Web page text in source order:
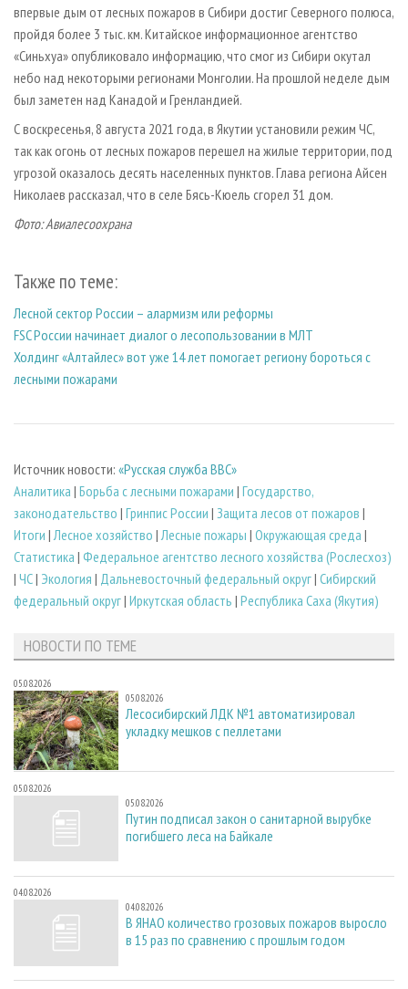
впервые дым от лесных пожаров в Сибири достиг Северного полюса,
пройдя более 3 тыс. км. Китайское информационное агентство
«Синьхуа» опубликовало информацию, что смог из Сибири окутал
небо над некоторыми регионами Монголии. На прошлой неделе дым
был заметен над Канадой и Гренландией.
С воскресенья, 8 августа 2021 года, в Якутии установили режим ЧС,
так как огонь от лесных пожаров перешел на жилые территории, под
угрозой оказалось десять населенных пунктов. Глава региона Айсен
Николаев рассказал, что в селе Бясь-Кюель сгорел 31 дом.
Фото: Авиалесоохрана
Также по теме:
Лесной сектор России – алармизм или реформы
FSC России начинает диалог о лесопользовании в МЛТ
Холдинг «Алтайлес» вот уже 14 лет помогает региону бороться с
лесными пожарами
Источник новости: «Русская служба BBC»
Аналитика | Борьба с лесными пожарами | Государство,
законодательство | Гринпис России | Защита лесов от пожаров |
Итоги | Лесное хозяйство | Лесные пожары | Окружающая среда |
Статистика | Федеральное агентство лесного хозяйства (Рослесхоз)
| ЧС| Экология | Дальневосточный федеральный округ| Сибирский
федеральный округ| Иркутская область | Республика Саха (Якутия)
НОВОСТИ ПО ТЕМЕ
05.08.2026
05.08.2026
Лесосибирский ЛДК №1 автоматизировал
укладку мешков с пеллетами
05.08.2026
05.08.2026
Путин подписал закон о санитарной вырубке
погибшего леса на Байкале
04.08.2026
04.08.2026
В ЯНАО количество грозовых пожаров выросло
в 15 раз по сравнению с прошлым годом